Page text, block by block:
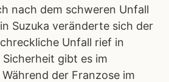
nach dem schweren Unfall
Suzuka veränderte sich der
Unfall rief in
gibt es im
der Franzose im